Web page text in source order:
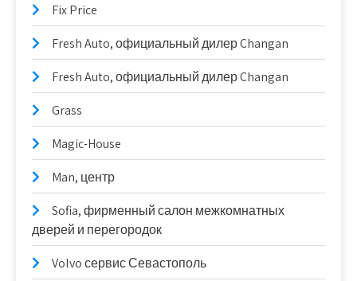
Fix Price
Fresh Auto, официальный дилер Changan
Fresh Auto, официальный дилер Changan
Grass
Magic-House
Man, центр
Sofia, фирменный салон межкомнатных
дверей и перегородок
Volvo сервис Севастополь